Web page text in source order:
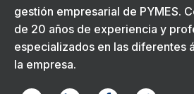
gestión empresarial de PYMES.
de 20 años de experiencia y
especializados en las diferentes
la empresa.